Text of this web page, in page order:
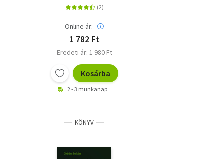
Online ár:
1 782 Ft
Eredeti ár: 1 980 Ft
Kosárba
2 - 3 munkanap
KÖNYV